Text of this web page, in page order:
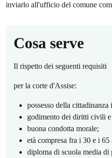
inviarlo all'ufficio del comune
Cosa serve
Il rispetto dei seguenti requisiti
per la corte d'Assise:
possesso della cittadinanza
godimento dei diritti civili
buona condotta morale;
età compresa fra i 30 e i 65
diploma di scuola media